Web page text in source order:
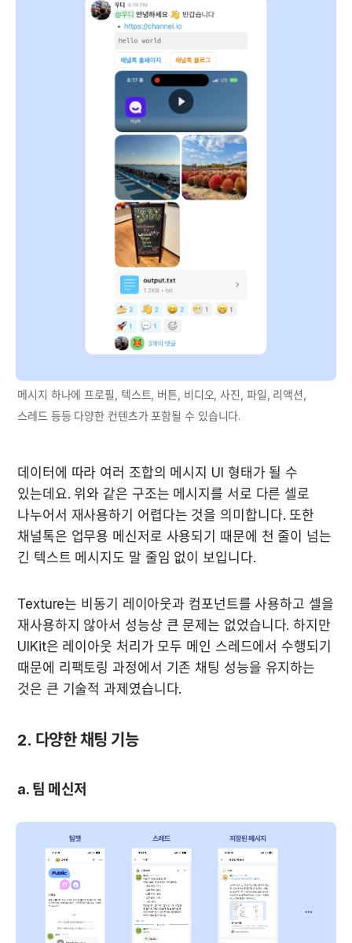
메시지 하나에 프로필, 텍스트, 버튼, 비디오, 사진, 파일, 리액션,
스레드 등등 다양한 컨텐츠가 포함될 수 있습니다.
데이터에 따라 여러 조합의 메시지 UI 형태가 될 수
있는데요. 위와 같은 구조는 메시지를 서로 다른 셀로
나누어서 재사용하기 어렵다는 것을 의미합니다. 또한
채널톡은 업무용 메신저로 사용되기 때문에 천 줄이 넘는
긴 텍스트 메시지도 말 줄임 없이 보입니다.
Texture는 비동기 레이아웃과 컴포넌트를 사용하고 셀을
재사용하지 않아서 성능상 큰 문제는 없었습니다. 하지만
UIKit은 레이아웃 처리가 모두 메인 스레드에서 수행되기
때문에 리팩토링 과정에서 기존 채팅 성능을 유지하는
것은 큰 기술적 과제였습니다.
2. 다양한 채팅 기능
a. 팀 메신저